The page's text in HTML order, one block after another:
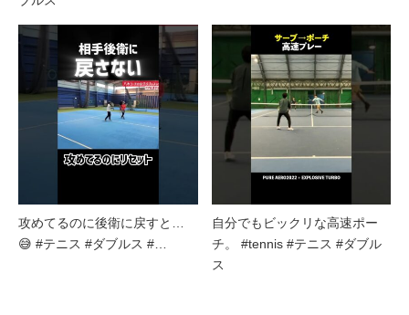
攻めてるのに後衛に戻すと…
😅 #テニス #ダブルス #…
自分でもビックリな高速ポー
チ。 #tennis #テニス #ダブル
ス